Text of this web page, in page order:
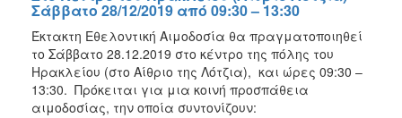
Σάββατο 28/12/2019 από 09:30 – 13:30
Έκτακτη Εθελοντική Αιμοδοσία θα πραγματοποιηθεί
το Σάββατο 28.12.2019 στο κέντρο της πόλης του
Ηρακλείου (στο Αίθριο της Λότζια), και ώρες 09:30 –
13:30. Πρόκειται για μια κοινή προσπάθεια
αιμοδοσίας, την οποία συντονίζουν: